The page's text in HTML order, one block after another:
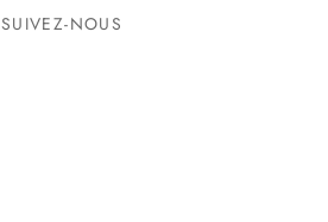
SUIVEZ-NOUS